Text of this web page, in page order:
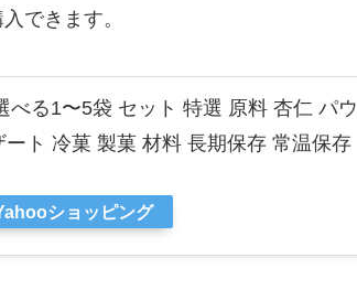
できます。
べる1〜5袋 セット 特選 原料 杏仁 パウ
ト 冷菓 製菓 材料 長期保存 常温保存
ショッピング